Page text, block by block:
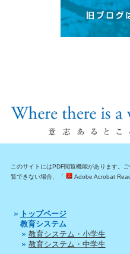
このサイトにはPDF閲覧機能があります。
覧できない場合、「
Adobe Acrobat
トップページ
教育システム
教育システム・小学生
教育システム・中学生